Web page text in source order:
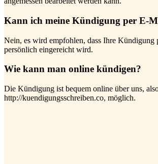
Kann ich meine Kündigung per E-
Nein, es wird empfohlen, dass Ihre Kündigung
persönlich eingereicht wird.
Wie kann man online kündigen?
Die Kündigung ist bequem online über uns,
http://kuendigungsschreiben.co, möglich.